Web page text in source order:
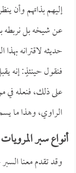
إليهم بذاتهم وأن
عن شيخه بل نربطه
حديثه لاقترانه
فنقول حينئذٍ: إنه
على ذلك، فنعله
الراوي، وهذا ما
أنواع سبر المرويات
وقد تقدم معنا